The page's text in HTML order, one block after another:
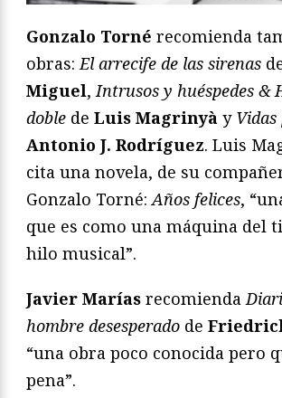
Gonzalo Torné recomienda
obras: El arrecife de las sirenas
Miguel, Intrusos y huéspedes &
doble de Luis Magrinyà y
Antonio J. Rodríguez. Luis
cita una novela, de su
Gonzalo Torné: Años felices,
que es como una máquina del
hilo musical”.
Javier Marías recomienda
hombre desesperado de
“una obra poco conocida pero
pena”.